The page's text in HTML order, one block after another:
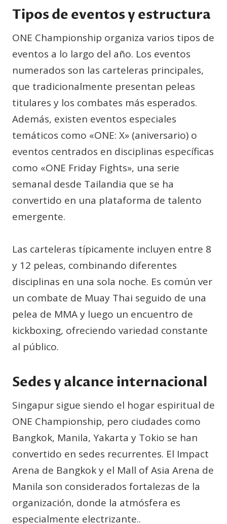
Tipos de eventos y estructura
ONE Championship organiza varios tipos de
eventos a lo largo del año. Los eventos
numerados son las carteleras principales,
que tradicionalmente presentan peleas
titulares y los combates más esperados.
Además, existen eventos especiales
temáticos como «ONE: X» (aniversario) o
eventos centrados en disciplinas específicas
como «ONE Friday Fights», una serie
semanal desde Tailandia que se ha
convertido en una plataforma de talento
emergente.
Las carteleras típicamente incluyen entre 8
y 12 peleas, combinando diferentes
disciplinas en una sola noche. Es común ver
un combate de Muay Thai seguido de una
pelea de MMA y luego un encuentro de
kickboxing, ofreciendo variedad constante
al público.
Sedes y alcance internacional
Singapur sigue siendo el hogar espiritual de
ONE Championship, pero ciudades como
Bangkok, Manila, Yakarta y Tokio se han
convertido en sedes recurrentes. El Impact
Arena de Bangkok y el Mall of Asia Arena de
Manila son considerados fortalezas de la
organización, donde la atmósfera es
especialmente electrizante..